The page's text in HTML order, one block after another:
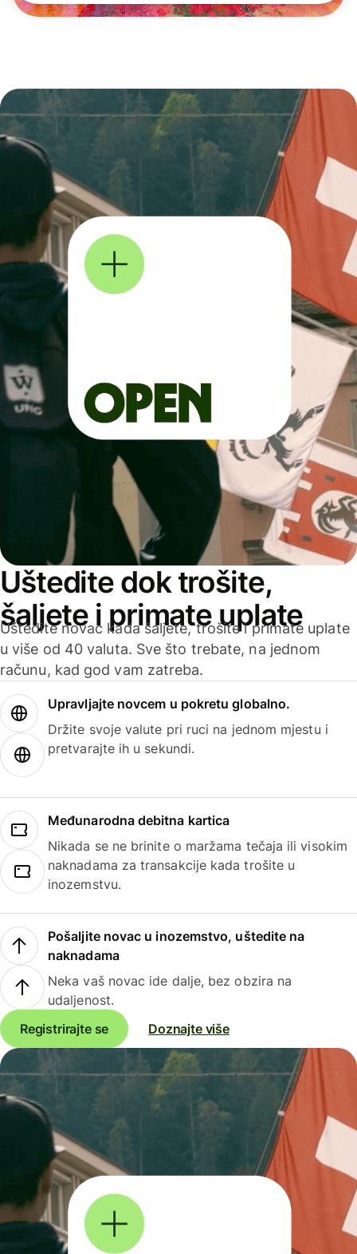
Uštedite dok trošite,
šaljete i primate uplate
Uštedite novac kada šaljete, trošite i primate uplate
u više od 40 valuta. Sve što trebate, na jednom
računu, kad god vam zatreba.
Upravljajte novcem u pokretu globalno.
Držite svoje valute pri ruci na jednom mjestu i
pretvarajte ih u sekundi.
Međunarodna debitna kartica
Nikada se ne brinite o maržama tečaja ili visokim
naknadama za transakcije kada trošite u
inozemstvu.
Pošaljite novac u inozemstvo, uštedite na
naknadama
Neka vaš novac ide dalje, bez obzira na
udaljenost.
Registrirajte se
Doznajte više